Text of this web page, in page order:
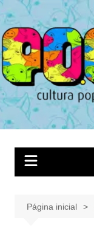
Ir
para
o
conteúdo
Página inicial